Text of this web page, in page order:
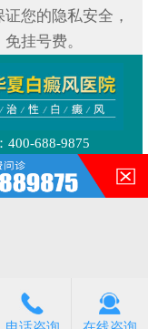
您的隐私安全，
挂号费。
400-688-9875
0306-3616
路与合裕路交叉口
厦旁）
号
立即咨询